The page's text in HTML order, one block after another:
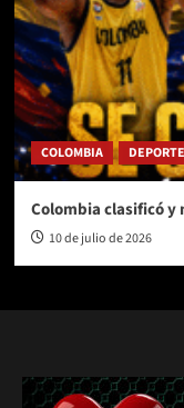
COLOMBIA
Colombia clasificó
10 de julio de 2026